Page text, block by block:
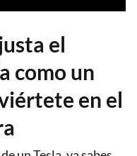
el
como un
en el